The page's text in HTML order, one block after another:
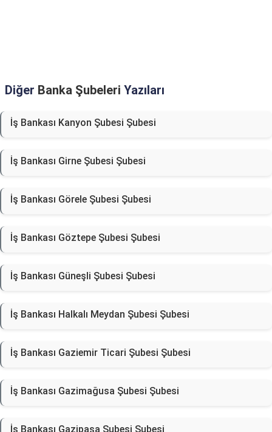
Diğer Banka Şubeleri Yazıları
İş Bankası Kanyon Şubesi Şubesi
İş Bankası Girne Şubesi Şubesi
İş Bankası Görele Şubesi Şubesi
İş Bankası Göztepe Şubesi Şubesi
İş Bankası Güneşli Şubesi Şubesi
İş Bankası Halkalı Meydan Şubesi Şubesi
İş Bankası Gaziemir Ticari Şubesi Şubesi
İş Bankası Gazimağusa Şubesi Şubesi
İş Bankası Gazipaşa Şubesi Şubesi